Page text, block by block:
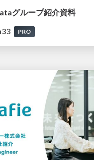
グループ紹介資料
PRO